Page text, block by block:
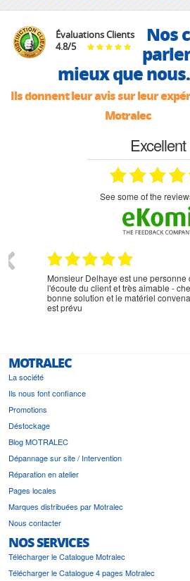
Évaluations Clients
4.8/5
Nos
mieux que
Ils donnent leur avis sur leur
Motralec
Excellent
see some of the
Monsieur Delhaye est une personne
l'écoute du client et très aimable -
bonne solution et le matériel
est prévu
MOTRALEC
La société
Ils nous font confiance
Promotions
Déstockage
Blog MOTRALEC
Dépannage sur site / Intervention
Réparation en atelier
Pages locales
Marques distribuées par Motralec
Nous contacter
NOS SERVICES
Télécharger le Catalogue Motralec
Télécharger le Catalogue 4 pages Motralec